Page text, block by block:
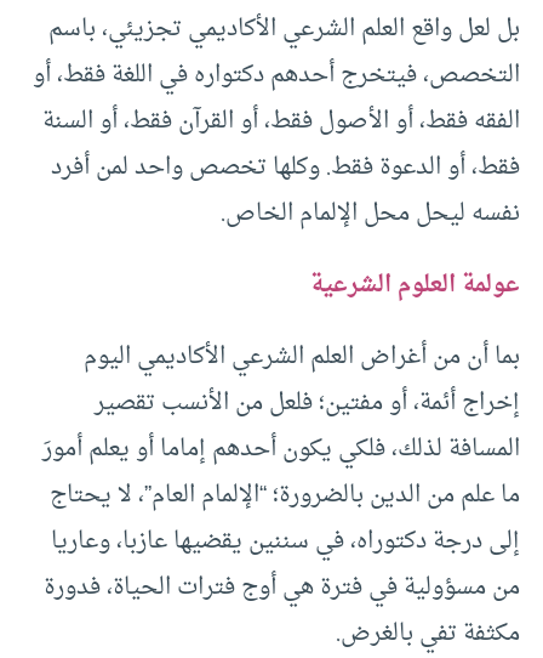
بل لعل واقع العلم الشرعي الأكاديمي تجزيئي، باسم
التخصص، فيتخرج أحدهم دكتواره في اللغة فقط، أو
الفقه فقط، أو الأصول فقط، أو القرآن فقط، أو السنة
فقط، أو الدعوة فقط. وكلها تخصص واحد لمن أفرد
نفسه ليحل محل الإلمام الخاص.
عولمة العلوم الشرعية
بما أن من أغراض العلم الشرعي الأكاديمي اليوم
إخراج أئمة، أو مفتين؛ فلعل من الأنسب تقصير
المسافة لذلك، فلكي يكون أحدهم إماما أو يعلم أمورَ
ما علم من الدين بالضرورة؛ “الإلمام العام”، لا يحتاج
إلى درجة دكتوراه، في سننين يقضيها عازبا، وعاريا
من مسؤولية في فترة هي أوج فترات الحياة، فدورة
مكثفة تفي بالغرض.